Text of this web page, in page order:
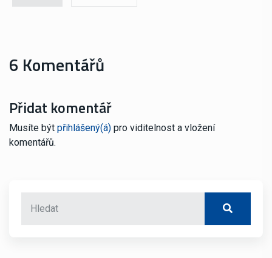
6 Komentářů
Přidat komentář
Musíte být přihlášený(á) pro viditelnost a vložení
komentářů.